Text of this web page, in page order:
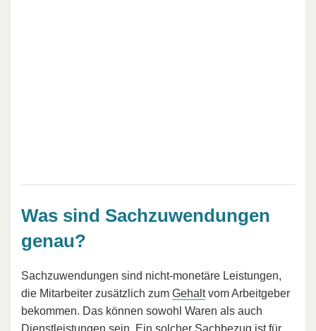
Was sind Sachzuwendungen
genau?
Sachzuwendungen sind nicht-monetäre Leistungen,
die Mitarbeiter zusätzlich zum Gehaltvom Arbeitgeber
bekommen. Das können sowohl Waren als auch